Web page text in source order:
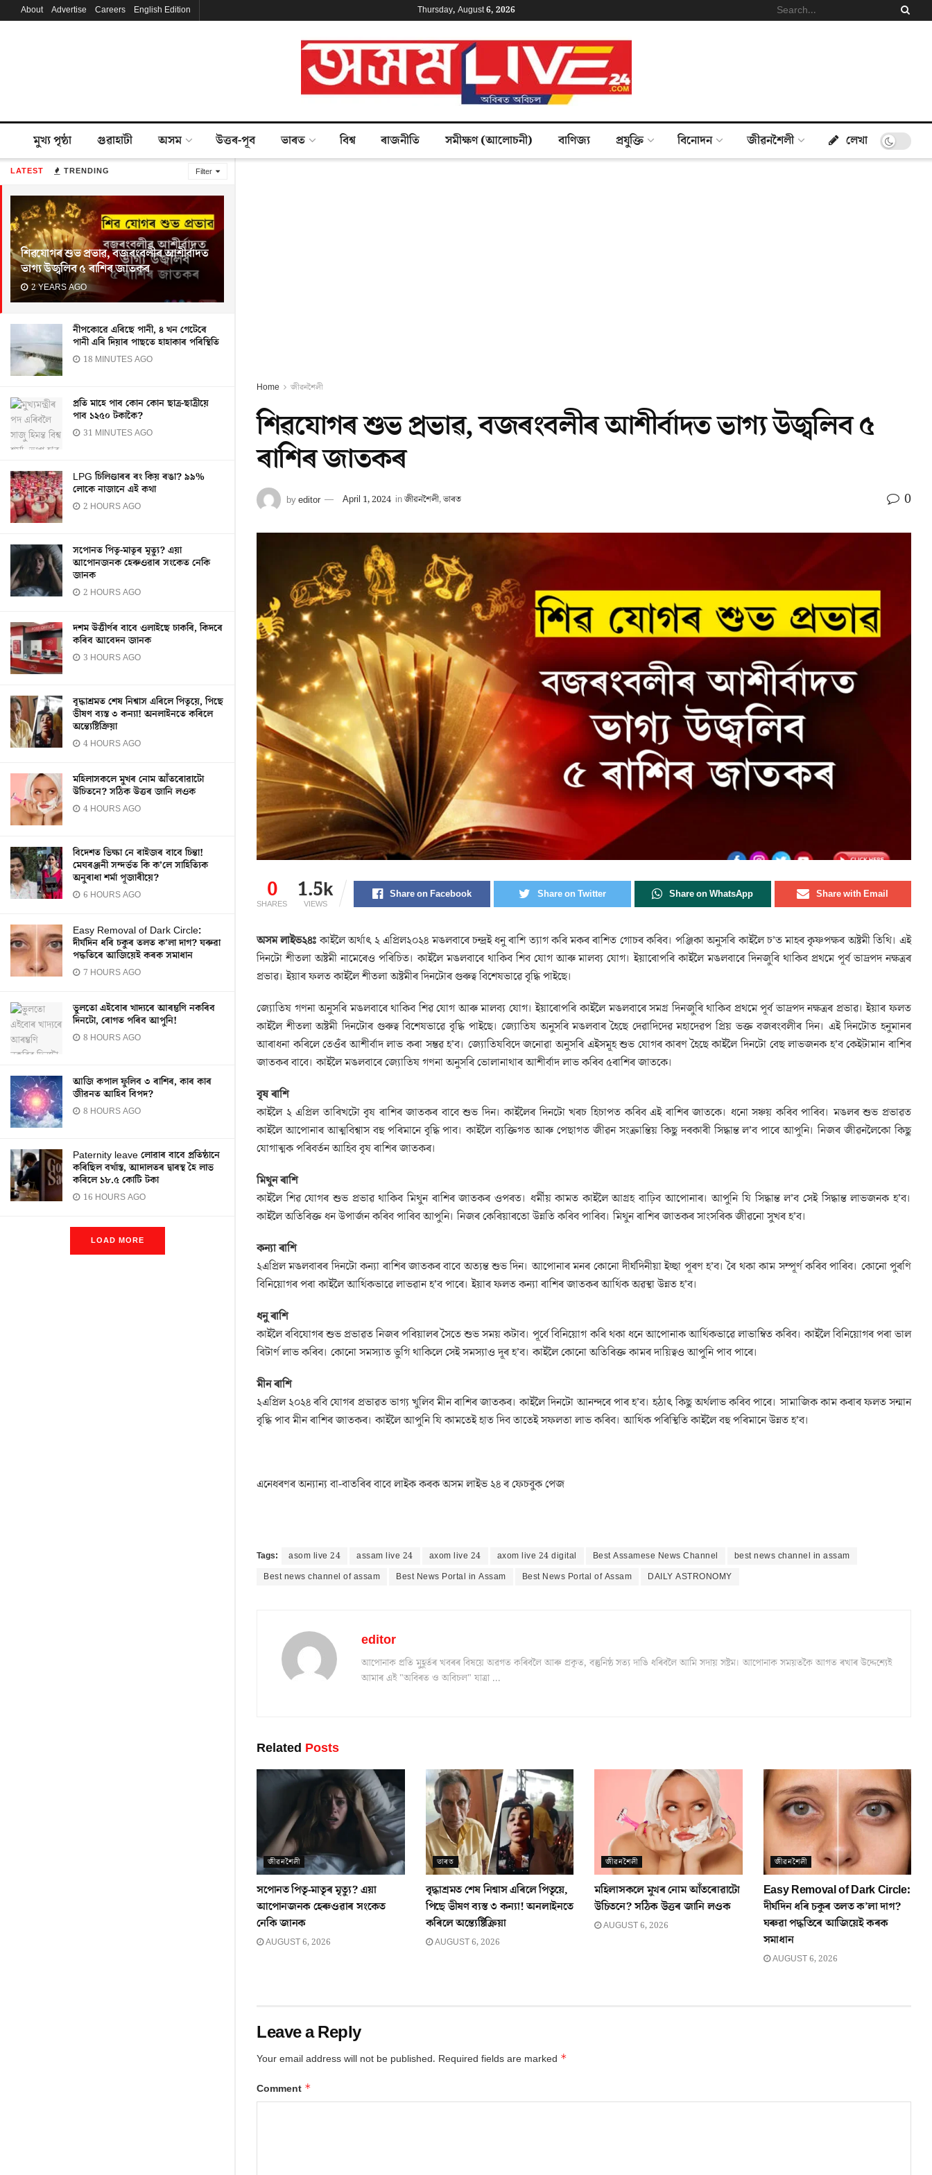
LATEST TRENDING Filter
শিৱযোগৰ শুভ প্ৰভাৱ, বজৰংবলীৰ আশীৰ্বাদত
ভাগ্য উজ্বলিব ৫ ৰাশিৰ জাতকৰ
2 YEARS AGO
নীপকোৱে এৰিছে পানী, ৪ খন গেটেৰে
পানী এৰি দিয়াৰ পাছতে হাহাকাৰ পৰিস্থিতি
18 MINUTES AGO
প্ৰতি মাহে পাব কোন কোন ছাত্ৰ-ছাত্ৰীয়ে
পাব ১২৫০ টকাকৈ?
31 MINUTES AGO
LPG চিলিণ্ডাৰৰ ৰং কিয় ৰঙা? ৯৯%
লোকে নাজানে এই কথা
2 HOURS AGO
সপোনত পিতৃ-মাতৃৰ মৃত্যু? এয়া
আপোনজনক হেৰুওৱাৰ সংকেত নেকি
জানক
2 HOURS AGO
দশম উত্তীৰ্ণৰ বাবে ওলাইছে চাকৰি, কিদৰে
কৰিব আবেদন জানক
3 HOURS AGO
বৃদ্ধাশ্ৰমত শেষ নিশ্বাস এৰিলে পিতৃয়ে, পিছে
ভীষণ ব্যস্ত ৩ কন্যা! অনলাইনতে কৰিলে
অন্ত্যেষ্টিক্ৰিয়া
4 HOURS AGO
মহিলাসকলে মুখৰ নোম আঁতৰোৱাটো
উচিতনে? সঠিক উত্তৰ জানি লওক
4 HOURS AGO
বিদেশত ভিক্ষা নে ৰাইজৰ বাবে চিন্তা!
মেঘৰঞ্জনী সন্দৰ্ভত কি ক’লে সাহিত্যিক
অনুৰাধা শৰ্মা পূজাৰীয়ে?
6 HOURS AGO
Easy Removal of Dark Circle:
দীৰ্ঘদিন ধৰি চকুৰ তলত ক’লা দাগ? ঘৰুৱা
পদ্ধতিৰে আজিয়েই কৰক সমাধান
7 HOURS AGO
ভুলতো এইবোৰ খাদ্যৰে আৰম্ভণি নকৰিব
দিনটো, ৰোগত পৰিব আপুনি!
8 HOURS AGO
আজি কপাল ফুলিব ৩ ৰাশিৰ, কাৰ কাৰ
জীৱনত আহিব বিপদ?
8 HOURS AGO
Paternity leave লোৱাৰ বাবে প্ৰতিষ্ঠানে
কৰিছিল বৰ্খাস্ত, আদালতৰ দ্বাৰস্থ হৈ লাভ
কৰিলে ১৮.৫ কোটি টকা
16 HOURS AGO
LOAD MORE
About Advertise Careers English Edition Thursday, August 6, 2026
মুখ্য পৃষ্ঠা গুৱাহাটী অসম উত্তৰ-পূব ভাৰত বিশ্ব ৰাজনীতি সমীক্ষণ (আলোচনী) বাণিজ্য প্ৰযুক্তি বিনোদন জীৱনশৈলী লেখা
Home জীৱনশৈলী
শিৱযোগৰ শুভ প্ৰভাৱ, বজৰংবলীৰ আশীৰ্বাদত ভাগ্য উজ্বলিব ৫
ৰাশিৰ জাতকৰ
byeditor April 1, 2024 inজীৱনশৈলী,ভাৰত 0
0
SHARES
1.5k
VIEWS
Share on Facebook Share on Twitter Share on WhatsApp Share with Email
অসম লাইভ২৪ঃকাইলৈ অৰ্থাৎ ২ এপ্ৰিল২০২৪ মঙলবাৰে চন্দ্ৰই ধনু ৰাশি ত্যাগ কৰি মকৰ ৰাশিত গোচৰ কৰিব। পঞ্জিকা অনুসৰি কাইলৈ চ’ত মাহৰ কৃষ্ণপক্ষৰ অষ্টমী তিথি। এই
দিনটো শীতলা অষ্টমী নামেৰেও পৰিচিত। কাইলৈ মঙলবাৰে থাকিব শিব যোগ আৰু মালব্য যোগ। ইয়াৰোপৰি কাইলৈ মঙলবাৰে দিনজুৰি থাকিব প্রথমে পূৰ্ব ভাদ্ৰপদ নক্ষত্ৰৰ
প্ৰভাৱ। ইয়াৰ ফলত কাইলৈ শীতলা অষ্টমীৰ দিনটোৰ গুৰুত্ব বিশেষভাৱে বৃদ্ধি পাইছে।
জ্যোতিষ গণনা অনুসৰি মঙলবাৰে থাকিব শিৱ যোগ আৰু মালব্য যোগ। ইয়াৰোপৰি কাইলৈ মঙলবাৰে সমগ্ৰ দিনজুৰি থাকিব প্ৰথমে পূৰ্ব ভাদ্ৰপদ নক্ষত্ৰৰ প্ৰভাৱ। ইয়াৰ ফলত
কাইলৈ শীতলা অষ্টমী দিনটোৰ গুৰুত্ব বিশেষভাৱে বৃদ্ধি পাইছে। জ্যোতিষ অনুসৰি মঙলবাৰ হৈছে দেৱাদিদেৱ মহাদেৱপ প্ৰিয় ভক্ত বজৰংবলীৰ দিন। এই দিনটোত হনুমানৰ
আৰাধনা কৰিলে তেওঁৰ আশীৰ্বাদ লাভ কৰা সম্ভৱ হ’ব। জ্যোতিষবিদে জনোৱা অনুসৰি এইসমূহ শুভ যোগৰ কাৰণ হৈছে কাইলৈ দিনটো বেছ লাভজনক হ’ব কেইটামান ৰাশিৰ
জাতকৰ বাবে। কাইলৈ মঙলবাৰে জ্যোতিষ গণনা অনুসৰি ভোলানাথাৰ আশীৰ্বাদ লাভ কৰিব ৫ৰাশিৰ জাতকে।
বৃষ ৰাশি
কাইলৈ ২ এপ্ৰিল তাৰিখটো বৃষ ৰাশিৰ জাতকৰ বাবে শুভ দিন। কাইলৈৰ দিনটো খৰচ হিচাপত কৰিব এই ৰাশিৰ জাতকে। ধনো সঞ্চয় কৰিব পাৰিব। মঙলৰ শুভ প্ৰভাৱত
কাইলৈ আপোনাৰ আত্মবিশ্বাস বহু পৰিমানে বৃদ্ধি পাব। কাইলৈ ব্যক্তিগত আৰু পেছাগত জীৱন সংক্ৰান্তিয় কিছু দৰকাৰী সিদ্ধান্ত ল’ব পাৰে আপুনি। নিজৰ জীৱনলৈকো কিছু
যোগাত্মক পৰিবৰ্তন আহিব বৃষ ৰাশিৰ জাতকৰ।
মিথুন ৰাশি
কাইলৈ শিৱ যোগৰ শুভ প্ৰভাৱ থাকিব মিথুন ৰাশিৰ জাতকৰ ওপৰত। ধৰ্মীয় কামত কাইলৈ আগ্ৰহ বাঢ়িব আপোনাৰ। আপুনি যি সিদ্ধান্ত ল’ব সেই সিদ্ধান্ত লাভজনক হ’ব।
কাইলৈ অতিৰিক্ত ধন উপাৰ্জন কৰিব পাৰিব আপুনি। নিজৰ কেৰিয়াৰতো উন্নতি কৰিব পাৰিব। মিথুন ৰাশিৰ জাতকৰ সাংসৰিক জীৱনো সুখৰ হ’ব।
কন্যা ৰাশি
২এপ্ৰিল মঙলবাৰৰ দিনটো কন্যা ৰাশিৰ জাতকৰ বাবে অত্যন্ত শুভ দিন। আপোনাৰ মনৰ কোনো দীৰ্ঘদিনীয়া ইচ্ছা পূৰণ হ’ব। ৰৈ থকা কাম সম্পূৰ্ণ কৰিব পাৰিব। কোনো পুৰণি
বিনিয়োগৰ পৰা কাইলৈ আৰ্থিকভাৱে লাভৱান হ’ব পাৰে। ইয়াৰ ফলত কন্যা ৰাশিৰ জাতকৰ আৰ্থিক অৱস্থা উন্নত হ’ব।
ধনু ৰাশি
কাইলৈ ৰবিযোগৰ শুভ প্ৰভাৱত নিজৰ পৰিয়ালৰ সৈতে শুভ সময় কটাব। পূৰ্বে বিনিয়োগ কৰি থকা ধনে আপোনাক আৰ্থিকভাৱে লাভাম্বিত কৰিব। কাইলৈ বিনিয়োগৰ পৰা ভাল
ৰিটাৰ্ণ লাভ কৰিব। কোনো সমস্যাত ভুগি থাকিলে সেই সমস্যাও দূৰ হ’ব। কাইলৈ কোনো অতিৰিক্ত কামৰ দায়িত্বও আপুনি পাব পাৰে।
মীন ৰাশি
২এপ্ৰিল ২০২৪ ৰবি যোগৰ প্ৰভাৱত ভাগ্য খুলিব মীন ৰাশিৰ জাতকৰ। কাইলৈ দিনটো আনন্দৰে পাৰ হ’ব। হঠাৎ কিছু অৰ্থলাভ কৰিব পাৰে। সামাজিক কাম কৰাৰ ফলত সন্মান
বৃদ্ধি পাব মীন ৰাশিৰ জাতকৰ। কাইলৈ আপুনি যি কামতেই হাত দিব তাতেই সফলতা লাভ কৰিব। আৰ্থিক পৰিস্থিতি কাইলৈ বহু পৰিমানে উন্নত হ’ব।
এনেধৰণৰ অন্যান্য বা-বাতৰিৰ বাবে লাইক কৰক অসম লাইভ ২৪ ৰ ফেচবুক পেজ
Tags: asom live 24 assam live 24 axom live 24 axom live 24 digital Best Assamese News Channel
best news channel in assam
Best news channel of assam
Best News Portal in Assam Best News Portal of Assam DAILY ASTRONOMY
editor
আপোনাক প্ৰতি মুহূৰ্তৰ খবৰৰ বিষয়ে অৱগত কৰিবলৈ আৰু প্ৰকৃত, বস্তুনিষ্ঠ সত্য দাঙি ধৰিবলৈ আমি সদায় সষ্টম। আপোনাক সময়তকৈ আগত ৰখাৰ উদ্দেশ্যেই
আমাৰ এই "অবিৰত ও অবিচল" যাত্ৰা ...
Related Posts
জীৱনশৈলী
সপোনত পিতৃ-মাতৃৰ মৃত্যু? এয়া
আপোনজনক হেৰুওৱাৰ সংকেত
নেকি জানক
AUGUST 6, 2026
ভাৰত
বৃদ্ধাশ্ৰমত শেষ নিশ্বাস এৰিলে পিতৃয়ে,
পিছে ভীষণ ব্যস্ত ৩ কন্যা! অনলাইনতে
কৰিলে অন্ত্যেষ্টিক্ৰিয়া
AUGUST 6, 2026
জীৱনশৈলী
মহিলাসকলে মুখৰ নোম আঁতৰোৱাটো
উচিতনে? সঠিক উত্তৰ জানি লওক
AUGUST 6, 2026
জীৱনশৈলী
Easy Removal of Dark Circle:
দীৰ্ঘদিন ধৰি চকুৰ তলত ক’লা দাগ?
ঘৰুৱা পদ্ধতিৰে আজিয়েই কৰক
সমাধান
AUGUST 6, 2026
Leave a Reply
Your email address will not be published. Required fields are marked *
Comment *